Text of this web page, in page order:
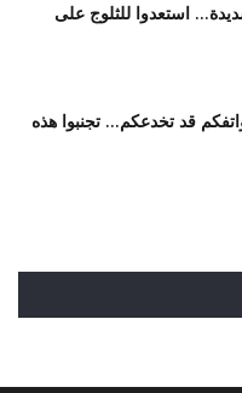
استعدوا للثلوج على
قد تخدعكم… تجنبوا هذه